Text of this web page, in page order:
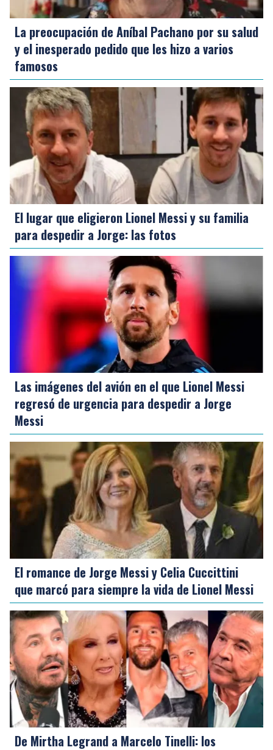
La preocupación de Aníbal Pachano por su salud
y el inesperado pedido que les hizo a varios
famosos
El lugar que eligieron Lionel Messi y su familia
para despedir a Jorge: las fotos
Las imágenes del avión en el que Lionel Messi
regresó de urgencia para despedir a Jorge
Messi
El romance de Jorge Messi y Celia Cuccittini
que marcó para siempre la vida de Lionel Messi
De Mirtha Legrand a Marcelo Tinelli: los